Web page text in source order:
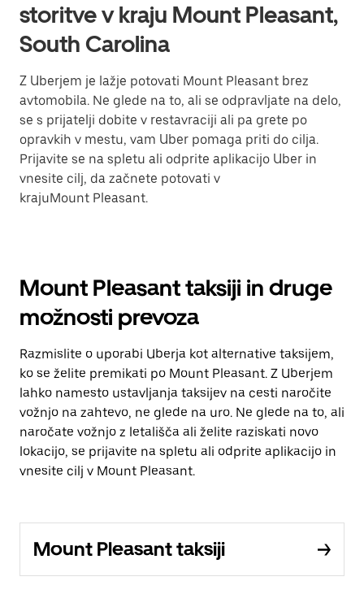
storitve v kraju Mount Pleasant,
South Carolina
Z Uberjem je lažje potovati Mount Pleasant brez
avtomobila. Ne glede na to, ali se odpravljate na delo,
se s prijatelji dobite v restavraciji ali pa grete po
opravkih v mestu, vam Uber pomaga priti do cilja.
Prijavite se na spletu ali odprite aplikacijo Uber in
vnesite cilj, da začnete potovati v
krajuMount Pleasant.
Mount Pleasant taksiji in druge
možnosti prevoza
Razmislite o uporabi Uberja kot alternative taksijem,
ko se želite premikati po Mount Pleasant. Z Uberjem
lahko namesto ustavljanja taksijev na cesti naročite
vožnjo na zahtevo, ne glede na uro. Ne glede na to, ali
naročate vožnjo z letališča ali želite raziskati novo
lokacijo, se prijavite na spletu ali odprite aplikacijo in
vnesite cilj v Mount Pleasant.
Mount Pleasant taksiji